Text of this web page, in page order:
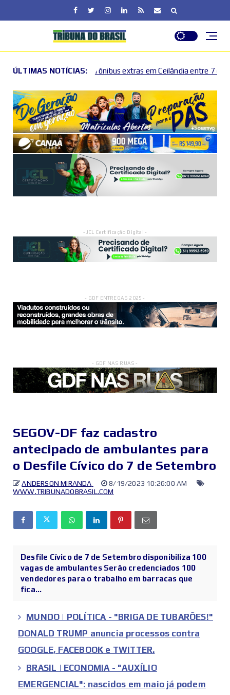
ÚLTIMAS NOTÍCIAS:
extras em Ceilândia entre 7 e 16 de agosto 2026
- JCL Certificação Digital -
- GDF ENTREGAS 2025 -
- GDF NAS RUAS -
SEGOV-DF faz cadastro
antecipado de ambulantes para
o Desfile Cívico do 7 de Setembro
ANDERSON MIRANDA
8/19/2023 10:26:00 AM
WWW.TRIBUNADOBRASIL.COM
Desfile Cívico de 7 de Setembro disponibiliza 100
vagas de ambulantes Serão credenciados 100
vendedores para o trabalho em barracas que
fica...
MUNDO | POLÍTICA - "BRIGA DE TUBARÕES!"
DONALD TRUMP anuncia processos contra
GOOGLE, FACEBOOK e TWITTER.
BRASIL | ECONOMIA - "AUXÍLIO
EMERGENCIAL": nascidos em maio já podem